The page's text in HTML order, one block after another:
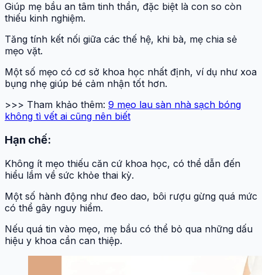
Giúp mẹ bầu an tâm tinh thần, đặc biệt là con so còn
thiếu kinh nghiệm.
Tăng tính kết nối giữa các thế hệ, khi bà, mẹ chia sẻ
mẹo vặt.
Một số mẹo có cơ sở khoa học nhất định, ví dụ như xoa
bụng nhẹ giúp bé cảm nhận tốt hơn.
>>> Tham khảo thêm: 9 mẹo lau sàn nhà sạch bóng
không tì vết ai cũng nên biết
Hạn chế:
Không ít mẹo thiếu căn cứ khoa học, có thể dẫn đến
hiểu lầm về sức khỏe thai kỳ.
Một số hành động như đeo dao, bôi rượu gừng quá mức
có thể gây nguy hiểm.
Nếu quá tin vào mẹo, mẹ bầu có thể bỏ qua những dấu
hiệu y khoa cần can thiệp.